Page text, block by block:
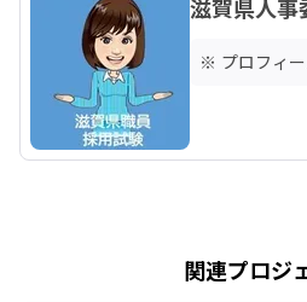
滋賀県人事
※ プロフィ
関連プロジ